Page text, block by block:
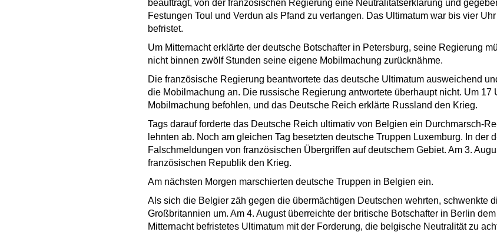
beauftragt, von der französischen Regierung eine Neutralitätserklärung und
Festungen Toul und Verdun als Pfand zu verlangen. Das Ultimatum war bis vier
befristet.
Um Mitternacht erklärte der deutsche Botschafter in Petersburg, seine Regierung
nicht binnen zwölf Stunden seine eigene Mobilmachung zurücknähme.
Die französische Regierung beantwortete das deutsche Ultimatum ausweichend
die Mobilmachung an. Die russische Regierung antwortete überhaupt nicht. Um 17
Mobilmachung befohlen, und das Deutsche Reich erklärte Russland den Krieg.
Tags darauf forderte das Deutsche Reich ultimativ von Belgien ein Durchmarsch-
lehnten ab. Noch am gleichen Tag besetzten deutsche Truppen Luxemburg. In der
Falschmeldungen von französischen Übergriffen auf deutschem Gebiet. Am 3.
französischen Republik den Krieg.
Am nächsten Morgen marschierten deutsche Truppen in Belgien ein.
Als sich die Belgier zäh gegen die übermächtigen Deutschen wehrten, schwenkte
Großbritannien um. Am 4. August überreichte der britische Botschafter in Berlin
Mitternacht befristetes Ultimatum mit der Forderung, die belgische Neutralität zu